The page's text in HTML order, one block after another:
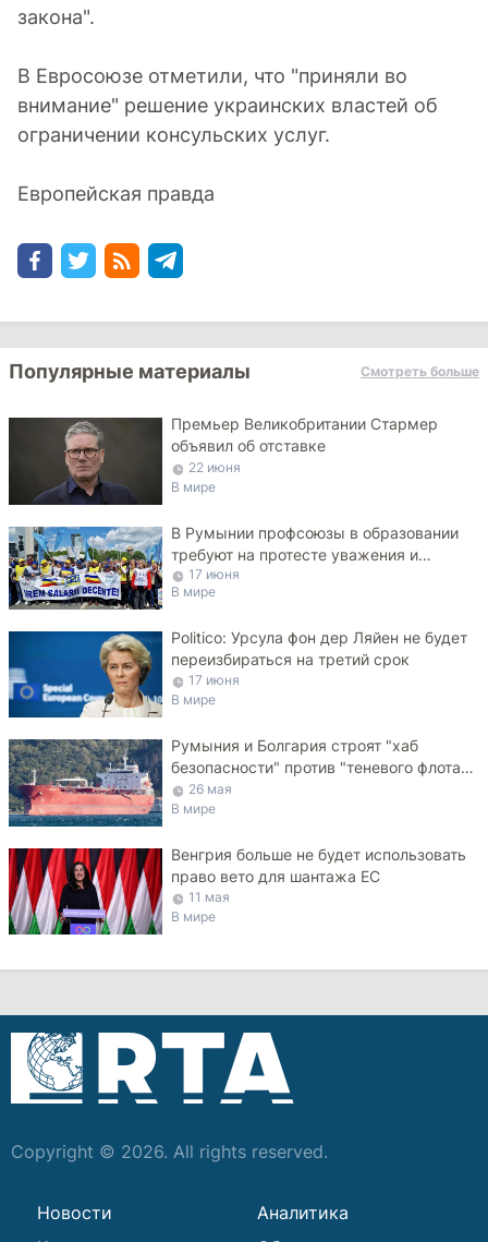
закона".
В Евросоюзе отметили, что "приняли во
внимание" решение украинских властей об
ограничении консульских услуг.
Европейская правда
Популярные материалы Смотреть больше
Премьер Великобритании Стармер
объявил об отставке
22 июня
В мире
В Румынии профсоюзы в образовании
требуют на протесте уважения и
достойных зарплат
17 июня
В мире
Politico: Урсула фон дер Ляйен не будет
переизбираться на третий срок
17 июня
В мире
Румыния и Болгария строят "хаб
безопасности" против "теневого флота"
РФ в Черном море
26 мая
В мире
Венгрия больше не будет использовать
право вето для шантажа ЕС
11 мая
В мире
Copyright © 2026. All rights reserved.
Новости
Аналитика